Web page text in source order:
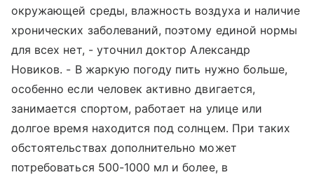
окружающей среды, влажность воздуха и наличие
хронических заболеваний, поэтому единой нормы
для всех нет, - уточнил доктор Александр
Новиков. - В жаркую погоду пить нужно больше,
особенно если человек активно двигается,
занимается спортом, работает на улице или
долгое время находится под солнцем. При таких
обстоятельствах дополнительно может
потребоваться 500-1000 мл и более, в